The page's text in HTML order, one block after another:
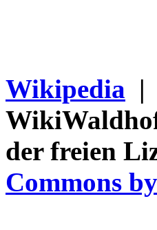
Wikipedia |
der freien
Commons